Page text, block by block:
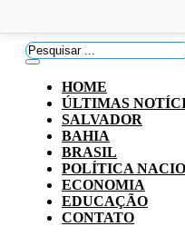
Pesquisar
...
HOME
ÚLTIMAS
SALVADOR
BAHIA
BRASIL
POLÍTICA
ECONOMIA
EDUCAÇÃO
CONTATO